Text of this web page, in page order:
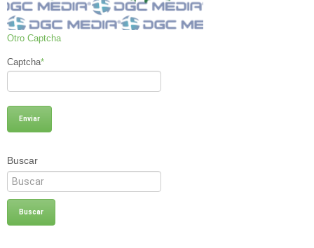
Otro Captcha
Captcha*
Buscar